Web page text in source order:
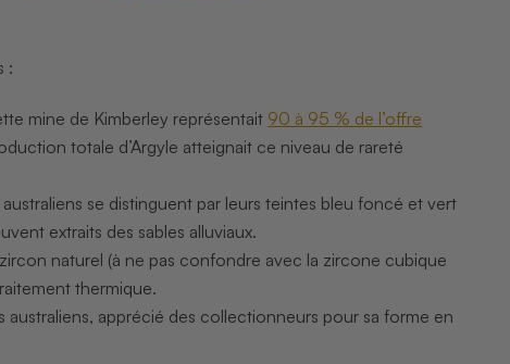
:
mine de Kimberley représentait 90 à 95 % de l’offre
totale d’Argyle atteignait ce niveau de rareté
australiens se distinguent par leurs teintes bleu foncé et vert
extraits des sables alluviaux.
naturel (à ne pas confondre avec la zircone cubique
thermique.
apprécié des collectionneurs pour sa forme en